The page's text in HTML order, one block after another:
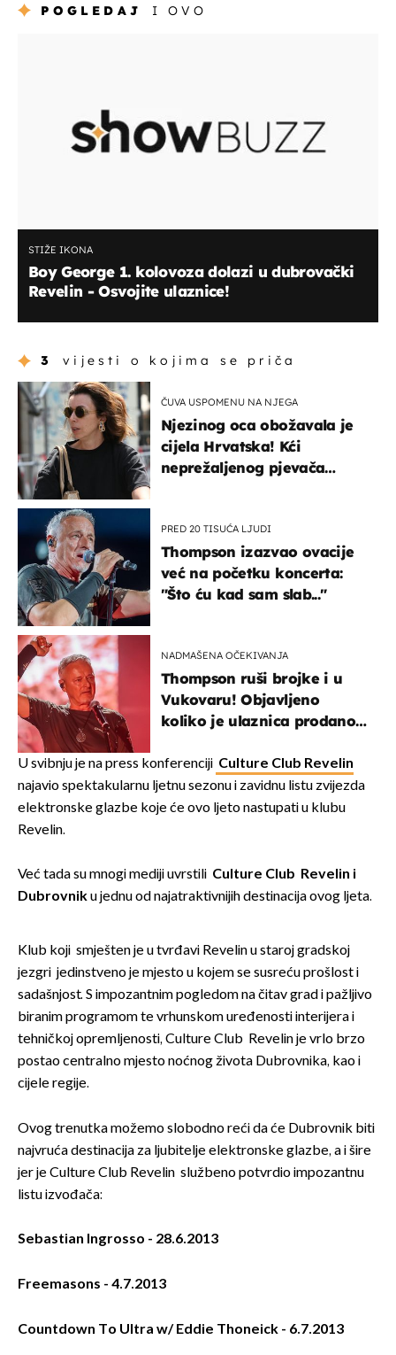
POGLEDAJ I OVO
STIŽE IKONA
Boy George 1. kolovoza dolazi u dubrovački
Revelin - Osvojite ulaznice!
3 vijesti o kojima se priča
ČUVA USPOMENU NA NJEGA
Njezinog oca obožavala je
cijela Hrvatska! Kći
neprežaljenog pjevača
PRED 20 TISUĆA LJUDI
Thompson izazvao ovacije
već na početku koncerta:
"Što ću kad sam slab..."
NADMAŠENA OČEKIVANJA
Thompson ruši brojke i u
Vukovaru! Objavljeno
koliko je ulaznica prodano
U svibnju je na press konferenciji Culture Club Revelin
najavio spektakularnu ljetnu sezonu i zavidnu listu zvijezda
elektronske glazbe koje će ovo ljeto nastupati u klubu
Revelin.
Već tada su mnogi mediji uvrstili Culture Club Revelin i
Dubrovniku jednu od najatraktivnijih destinacija ovog ljeta.
Klub koji smješten je u tvrđavi Revelin u staroj gradskoj
jezgri jedinstveno je mjesto u kojem se susreću prošlost i
sadašnjost. S impozantnim pogledom na čitav grad i pažljivo
biranim programom te vrhunskom uređenosti interijera i
tehničkoj opremljenosti, Culture Club Revelin je vrlo brzo
postao centralno mjesto noćnog života Dubrovnika, kao i
cijele regije.
Ovog trenutka možemo slobodno reći da će Dubrovnik biti
najvruća destinacija za ljubitelje elektronske glazbe, a i šire
jer je Culture Club Revelin službeno potvrdio impozantnu
listu izvođača:
Sebastian Ingrosso - 28.6.2013
Freemasons - 4.7.2013
Countdown To Ultra w/ Eddie Thoneick - 6.7.2013